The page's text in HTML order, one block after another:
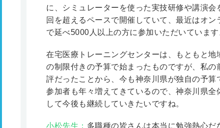
に、シミュレーターを使った実技研修や講演
回を超えるペースで開催していて、最近はオ
で延べ5000人以上の方に参加いただいていま
在宅医療トレーニングセンターは、もともと
の制限付きの予算で始まったものですが、私
評だったことから、今も神奈川県が独自の予
参加者も年々増えてきているので、神奈川県
して今後も継続していきたいですね。
小松先生： 多職種の皆さんは本当に勉強熱心